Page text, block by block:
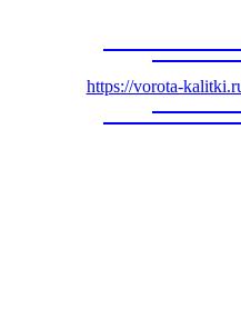
https://vorota-